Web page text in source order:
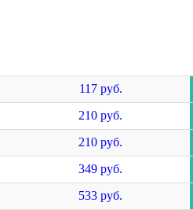
117 руб.
210 руб.
210 руб.
349 руб.
533 руб.